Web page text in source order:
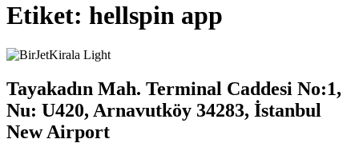
Etiket: hellspin app
Tayakadın Mah. Terminal Caddesi No:1,
Nu: U420, Arnavutköy 34283, İstanbul
New Airport